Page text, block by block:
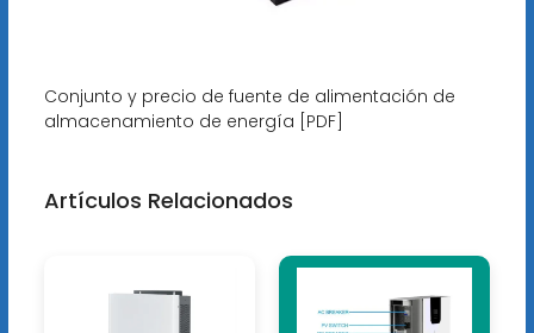
Conjunto y precio de fuente de alimentación de
almacenamiento de energía [PDF]
Artículos Relacionados